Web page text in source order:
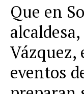
Que en
alcaldesa,
Vázquez,
eventos